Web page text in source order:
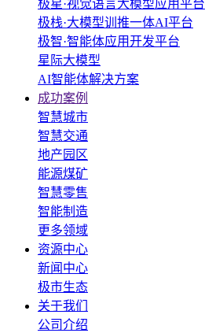
极星·视觉语言大模型应用平台
极栈·大模型训推一体AI平台
极智·智能体应用开发平台
星际大模型
AI智能体解决方案
成功案例
智慧城市
智慧交通
地产园区
能源煤矿
智慧零售
智能制造
更多领域
资源中心
新闻中心
极市生态
关于我们
公司介绍